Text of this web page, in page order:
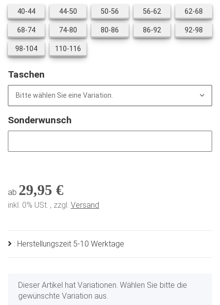
40-4440-44 44-50 50-56 56-6256-62 62-6862-68
68-7468-74 74-80 80-86 86-9286-92 92-9892-98
98-10498-104110-116
Taschen
Bitte wählen Sie eine Variation.
Sonderwunsch
ab 29,95 €
inkl. 0% USt. , zzgl. Versand
: Herstellungszeit 5-10 Werktage
x
Dieser Artikel hat Variationen. Wählen Sie bitte die
gewünschte Variation aus.